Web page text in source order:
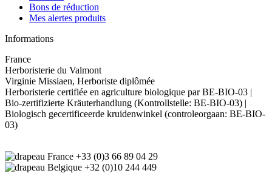
Bons de réduction
Mes alertes produits
Informations
France
Herboristerie du Valmont
Virginie Missiaen, Herboriste diplômée
Herboristerie certifiée en agriculture biologique par BE-BIO-03 |
Bio-zertifizierte Kräuterhandlung (Kontrollstelle: BE-BIO-03) |
Biologisch gecertificeerde kruidenwinkel (controleorgaan: BE-BIO-
03)
+33 (0)3 66 89 04 29
+32 (0)10 244 449